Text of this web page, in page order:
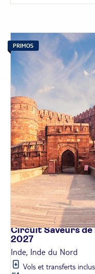
PRIMOS
Circuit Saveurs
2027
Inde, Inde du Nord
Vols et transferts inclus